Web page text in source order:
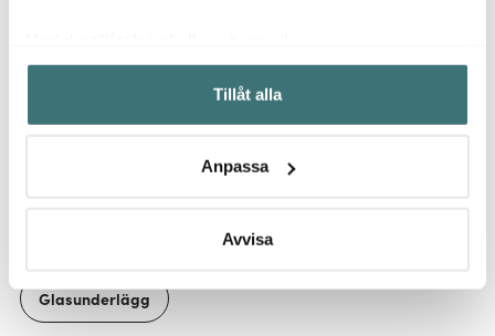
Samla in information om din geografiska plats som
kan ha en noggrannhet på upp till flera meter
Identifiera din enhet genom att aktivt skanna den för
Ta reda på mer om hur dina personliga uppgifter
Du kan ändra eller dra tillbaka ditt samtycke när som
Vi använder cookies för att innehållet och annonserna
Tillåt alla
Anpassa
Avvisa
Låt dig inspireras av våra kunder
Glasunderlägg